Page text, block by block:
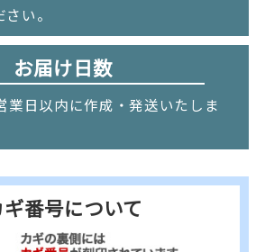
い。
お届け日数
業日以内に作成・発送いたしま
ギ番号について